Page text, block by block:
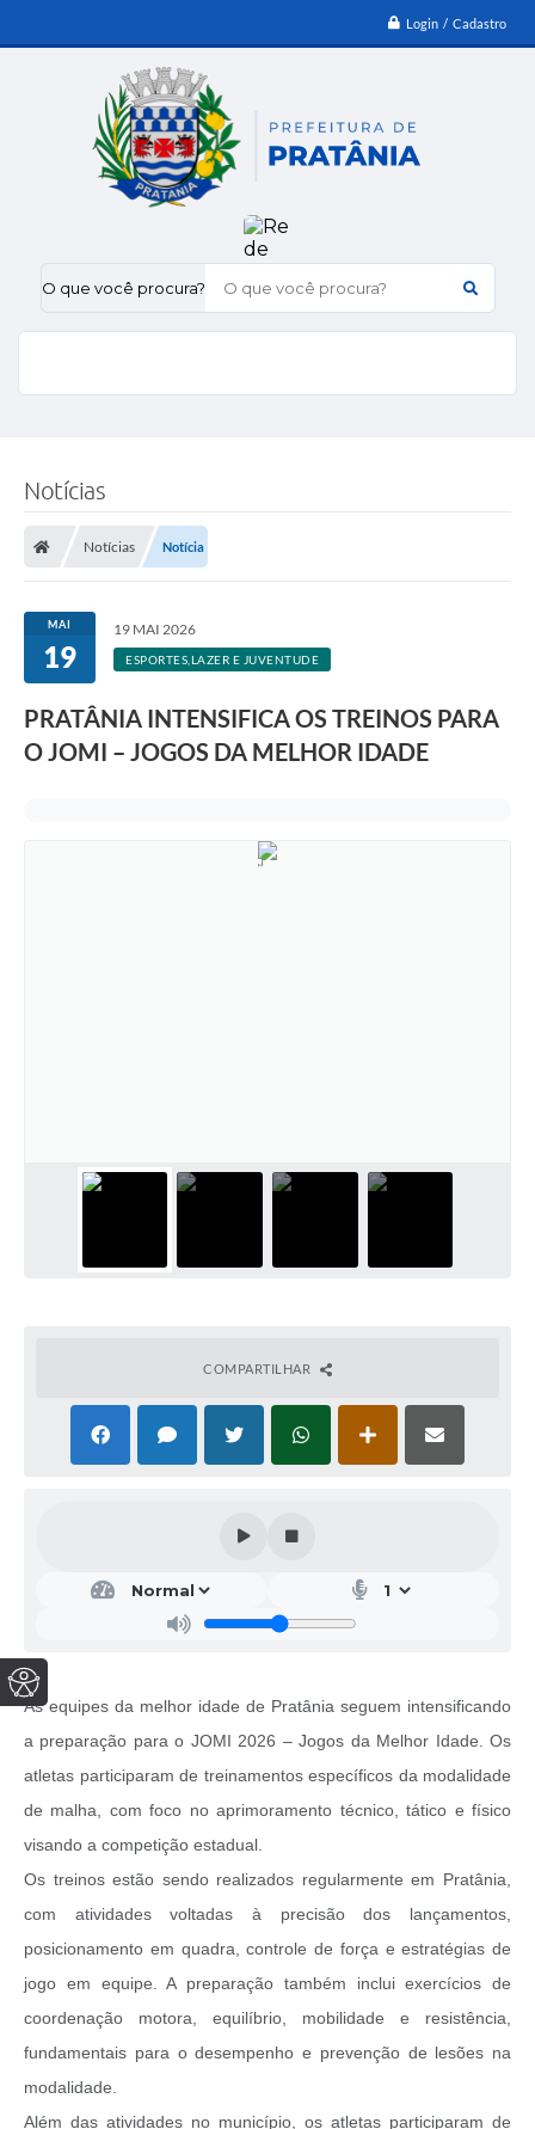
Login / Cadastro
O que você procura?
Notícias
Notícias Notícia
MAI
19
19 MAI 2026
ESPORTES,LAZER E JUVENTUDE
PRATÂNIA INTENSIFICA OS TREINOS PARA
O JOMI – JOGOS DA MELHOR IDADE
COMPARTILHAR
As equipes da melhor idade de Pratânia seguem intensificando
a preparação para o JOMI 2026 – Jogos da Melhor Idade. Os
atletas participaram de treinamentos específicos da modalidade
de malha, com foco no aprimoramento técnico, tático e físico
visando a competição estadual.
Os treinos estão sendo realizados regularmente em Pratânia,
com atividades voltadas à precisão dos lançamentos,
posicionamento em quadra, controle de força e estratégias de
jogo em equipe. A preparação também inclui exercícios de
coordenação motora, equilíbrio, mobilidade e resistência,
fundamentais para o desempenho e prevenção de lesões na
modalidade.
Além das atividades no município, os atletas participaram de